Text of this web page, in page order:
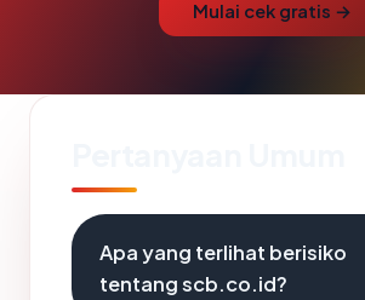
Mulai cek gratis →
Apa yang terlihat berisiko
tentang scb.co.id?